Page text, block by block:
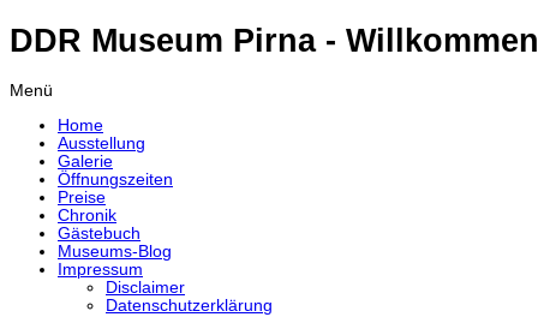
DDR Museum Pirna -
Menü
Home
Ausstellung
Galerie
Öffnungszeiten
Preise
Chronik
Gästebuch
Museums-Blog
Impressum
Disclaimer
Datenschutzerklärung